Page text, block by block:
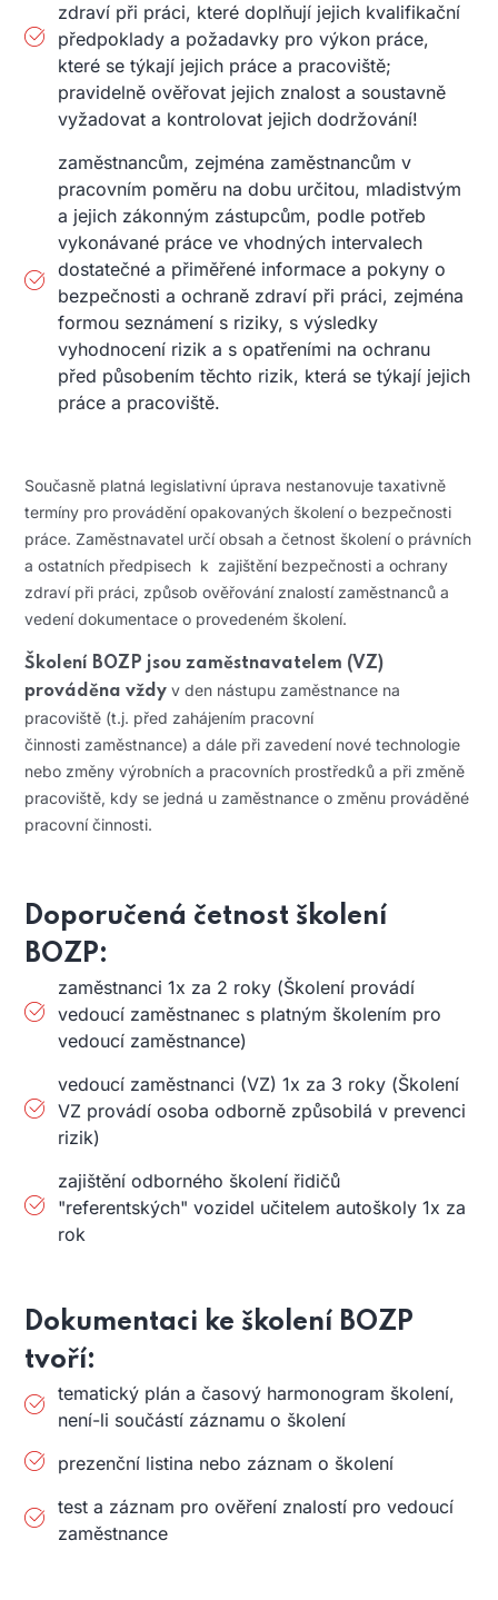
zdraví při práci, které doplňují jejich kvalifikační
předpoklady a požadavky pro výkon práce,
které se týkají jejich práce a pracoviště;
pravidelně ověřovat jejich znalost a soustavně
vyžadovat a kontrolovat jejich dodržování!
zaměstnancům, zejména zaměstnancům v
pracovním poměru na dobu určitou, mladistvým
a jejich zákonným zástupcům, podle potřeb
vykonávané práce ve vhodných intervalech
dostatečné a přiměřené informace a pokyny o
bezpečnosti a ochraně zdraví při práci, zejména
formou seznámení s riziky, s výsledky
vyhodnocení rizik a s opatřeními na ochranu
před působením těchto rizik, která se týkají jejich
práce a pracoviště.
Současně platná legislativní úprava nestanovuje taxativně
termíny pro provádění opakovaných školení o bezpečnosti
práce. Zaměstnavatel určí obsah a četnost školení o právních
a ostatních předpisech k zajištění bezpečnosti a ochrany
zdraví při práci, způsob ověřování znalostí zaměstnanců a
vedení dokumentace o provedeném školení.
Školení BOZP jsou zaměstnavatelem (VZ)
prováděna vždy v den nástupu zaměstnance na
pracoviště (t.j. před zahájením pracovní
činnosti zaměstnance) a dále při zavedení nové technologie
nebo změny výrobních a pracovních prostředků a při změně
pracoviště, kdy se jedná u zaměstnance o změnu prováděné
pracovní činnosti.
Doporučená četnost školení
BOZP:
zaměstnanci 1x za 2 roky (Školení provádí
vedoucí zaměstnanec s platným školením pro
vedoucí zaměstnance)
vedoucí zaměstnanci (VZ) 1x za 3 roky (Školení
VZ provádí osoba odborně způsobilá v prevenci
rizik)
zajištění odborného školení řidičů
"referentských" vozidel učitelem autoškoly 1x za
rok
Dokumentaci ke školení BOZP
tvoří:
tematický plán a časový harmonogram školení,
není-li součástí záznamu o školení
prezenční listina nebo záznam o školení
test a záznam pro ověření znalostí pro vedoucí
zaměstnance